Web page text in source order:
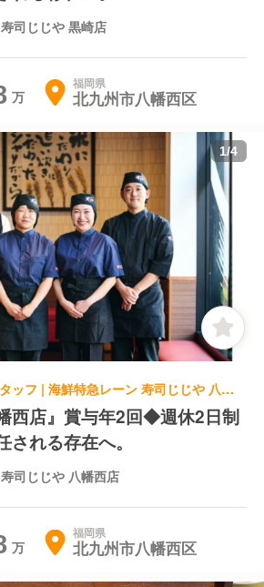
司じじや 黒崎店
福岡県
北九州市八幡西区
1/4
寿司・鮨 | キッチンスタッフ | 海鮮特急レーン 寿司じじや 八幡西店
西店』賞与年2回◆週休2日制
れる存在へ。
司じじや 八幡西店
福岡県
北九州市八幡西区